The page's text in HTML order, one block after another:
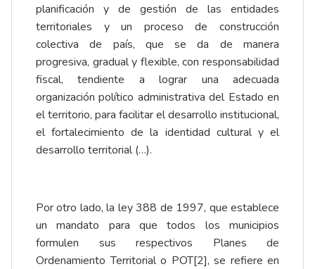
planificación y de gestión de las entidades
territoriales y un proceso de construcción
colectiva de país, que se da de manera
progresiva, gradual y flexible, con responsabilidad
fiscal, tendiente a lograr una adecuada
organización político administrativa del Estado en
el territorio, para facilitar el desarrollo institucional,
el fortalecimiento de la identidad cultural y el
desarrollo territorial (…).
Por otro lado, la ley 388 de 1997, que establece
un mandato para que todos los municipios
formulen sus respectivos Planes de
Ordenamiento Territorial o POT[2], se refiere en